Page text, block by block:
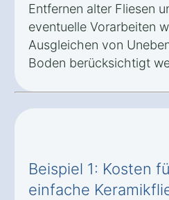
Entfernen alter Fliesen
eventuelle Vorarbeiten
Ausgleichen von
Boden berücksichtigt
Beispiel 1: Kosten
einfache